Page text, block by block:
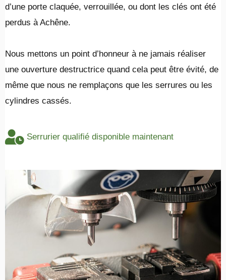
d’une porte claquée, verrouillée, ou dont les clés ont été
perdus à Achêne.
​Nous mettons un point d’honneur à ne jamais réaliser
une ouverture destructrice quand cela peut être évité, de
même que nous ne remplaçons que les serrures ou les
cylindres cassés.
Serrurier qualifié disponible maintenant